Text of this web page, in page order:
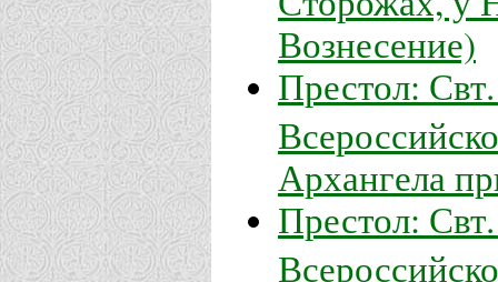
Вознесение)
Престол:
Архангела
Престол: